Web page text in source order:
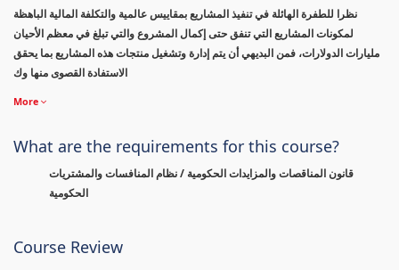
نظرا للطفرة الهائلة في تنفيذ المشاريع بمقاييس عالمية والتكلفة المالية الباهظة
لمكونات المشاريع التي تنفق حتى إكمال المشروع والتي تبلغ في معظم الأحيان
مليارات الدولارات، فمن البديهي أن يتم إدارة وتشغيل منتجات هذه المشاريع بما يحقق
الاستفادة القصوى منها وك
More
What are the requirements for this course?
قانون المناقصات والمزايدات الحكومية / نظام المنافسات والمشتريات
الحكومية
Course Review